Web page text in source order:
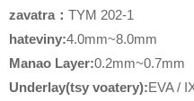
zavatra ： TYM 202-1
hateviny:4.0mm~8.0mm
Manao Layer:0.2mm~0.7mm
Underlay(tsy voatery):EVA /